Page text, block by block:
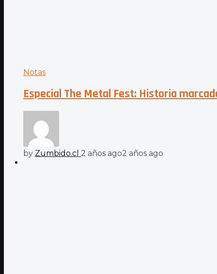
Notas
Especial The Metal Fest: Historia
by Zumbido.cl 2 años ago2 años ago